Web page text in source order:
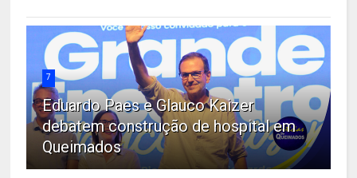
7
Eduardo Paes e Glauco Kaizer
debatem construção de hospital em
Queimados